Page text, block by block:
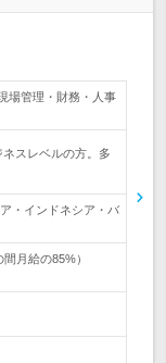
場管理・財務・人事
スレベルの方。多
・インドネシア・バ
月給の85%）